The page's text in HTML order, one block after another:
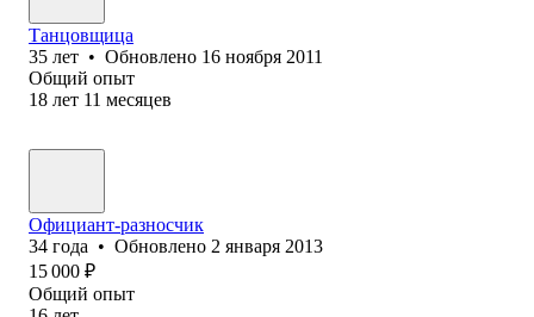
Танцовщица
35 лет • Обновлено 16 ноября 2011
Общий опыт
18 лет 11 месяцев
Официант-разносчик
34 года • Обновлено 2 января 2013
15 000 ₽
Общий опыт